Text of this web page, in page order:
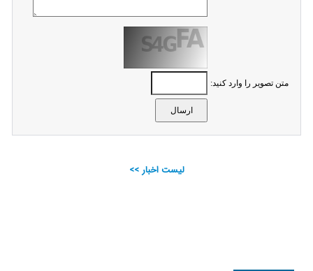
متن تصویر را وارد کنید:
لیست اخبار >>